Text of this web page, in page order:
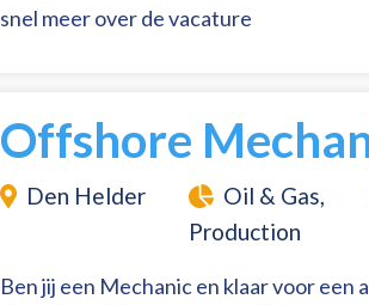
snel meer over de vacature
Offshore
Den Helder
Oil & Gas,
Production
Ben jij een Mechanic en klaar voor een